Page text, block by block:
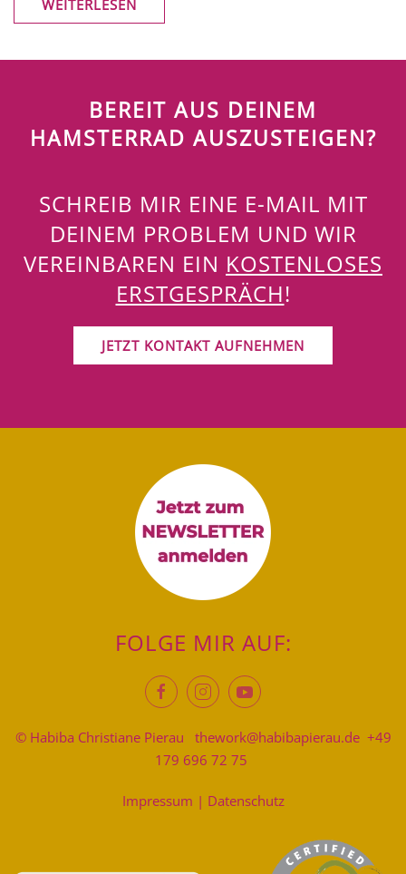
WEITERLESEN
BEREIT AUS DEINEM
HAMSTERRAD AUSZUSTEIGEN?
SCHREIB MIR EINE E-MAIL MIT
DEINEM PROBLEM UND WIR
VEREINBAREN EIN KOSTENLOSES
ERSTGESPRÄCH!
JETZT KONTAKT AUFNEHMEN
FOLGE MIR AUF:
© Habiba Christiane Pierau thework@habibapierau.de +49
179 696 72 75
Impressum | Datenschutz